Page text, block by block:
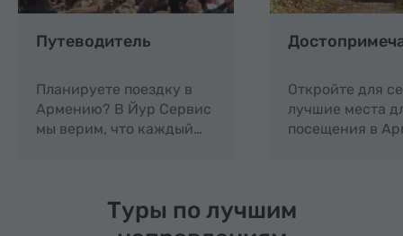
Путеводитель
Планируете поездку в
Армению? В Йур Сервис
мы верим, что каждый…
Откройте для
лучшие места
посещения в
Туры по лучшим